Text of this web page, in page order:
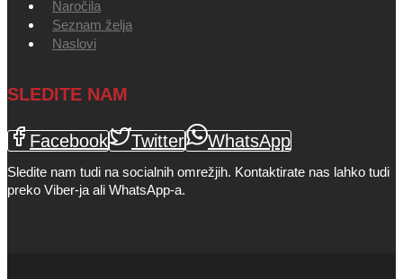
Naročila
Seznam želja
Naslovi
SLEDITE NAM
Facebook Twitter WhatsApp
Sledite nam tudi na socialnih omrežjih. Kontaktirate nas lahko tudi
preko Viber-ja ali WhatsApp-a.